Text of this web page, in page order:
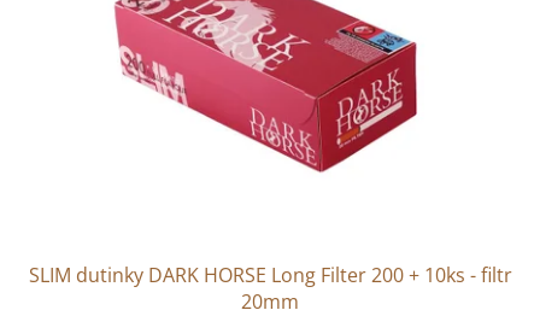
SLIM dutinky DARK HORSE Long Filter 200 + 10ks - filtr
20mm